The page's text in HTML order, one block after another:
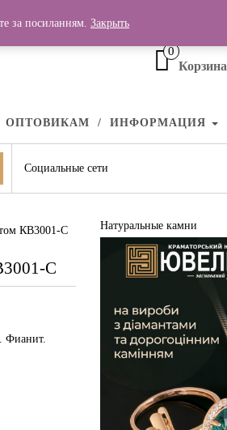
0
Корзина
ОПТОВИКАМ ИНФОРМАЦИЯ
Социальные сети
КВ3001-С
С
Фианит.
Натуральные камни
за посиланням. Закрыть